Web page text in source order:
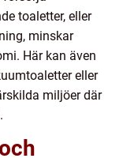
toaletter, eller
minskar
Här kan även
eller
miljöer där